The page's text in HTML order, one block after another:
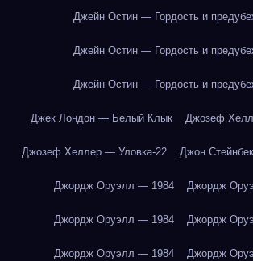
Джейн Остин — Гордость и
Джейн Остин — Гордость и
Джейн Остин — Гордость и
Джек Лондон — Белый Клык Джозеф
Джозеф Хеллер — Уловка-22 Джон
Джордж Оруэлл — 1984 Джордж
Джордж Оруэлл — 1984 Джордж
Джордж Оруэлл — 1984 Джордж